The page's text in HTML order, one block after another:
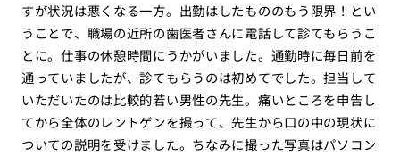
すが状況は悪くなる一方。出勤はしたもののもう限界！とい
うことで、職場の近所の歯医者さんに電話して診てもらうこ
とに。仕事の休憩時間にうかがいました。通勤時に毎日前を
通っていましたが、診てもらうのは初めてでした。担当して
いただいたのは比較的若い男性の先生。痛いところを申告し
てから全体のレントゲンを撮って、先生から口の中の現状に
ついての説明を受けました。ちなみに撮った写真はパソコン